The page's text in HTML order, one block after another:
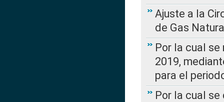
Ajuste a la
de Gas
Por la cual se
2019,
para el
Por la cual